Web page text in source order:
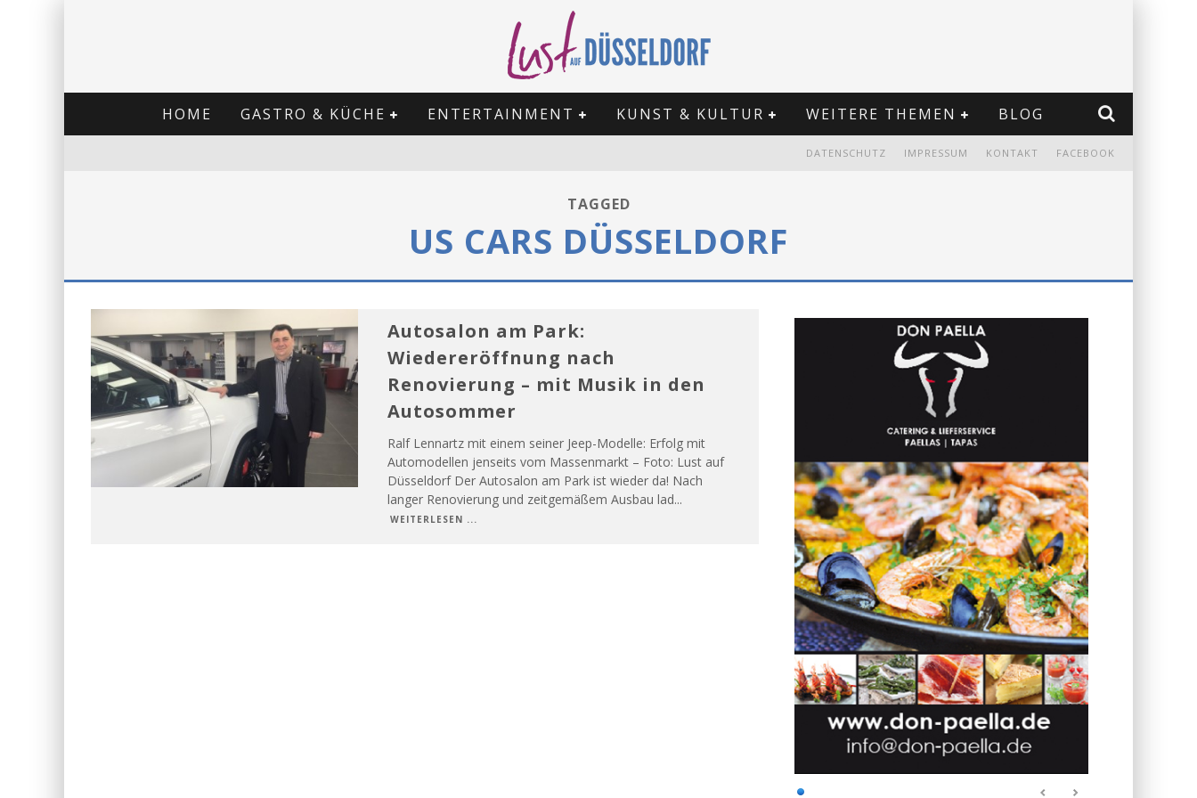
HOME GASTRO & KÜCHE ENTERTAINMENT KUNST & KULTUR WEITERE THEMEN BLOG
FACEBOOK
KONTAKT
IMPRESSUM
DATENSCHUTZ
TAGGED
US CARS DÜSSELDORF
Autosalon am Park:
Wiedereröffnung nach
Renovierung – mit Musik in den
Autosommer
Ralf Lennartz mit einem seiner Jeep-Modelle: Erfolg mit
Automodellen jenseits vom Massenmarkt – Foto: Lust auf
Düsseldorf Der Autosalon am Park ist wieder da! Nach
langer Renovierung und zeitgemäßem Ausbau lad...
WEITERLESEN ...